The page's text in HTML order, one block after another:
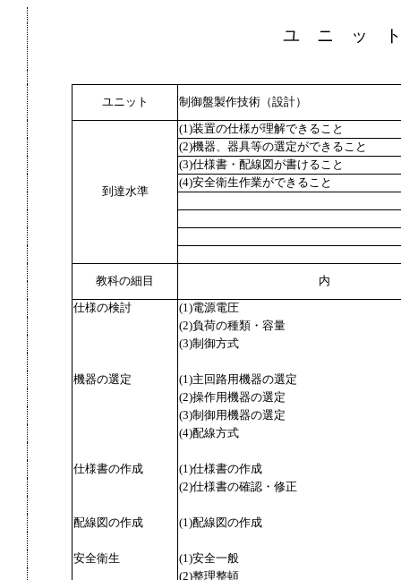
ユ ニ ッ
ユニット 制御盤製作技術（設計）
到達水準
(1)装置の仕様が理解できること
(2)機器、器具等の選定ができること
(3)仕様書・配線図が書けること
(4)安全衛生作業ができること
教科の細目 内
仕様の検討
(1)電源電圧
(2)負荷の種類・容量
(3)制御方式
機器の選定
(1)主回路用機器の選定
(2)操作用機器の選定
(3)制御用機器の選定
(4)配線方式
仕様書の作成
(1)仕様書の作成
(2)仕様書の確認・修正
配線図の作成 (1)配線図の作成
安全衛生
(1)安全一般
(2)整理整頓